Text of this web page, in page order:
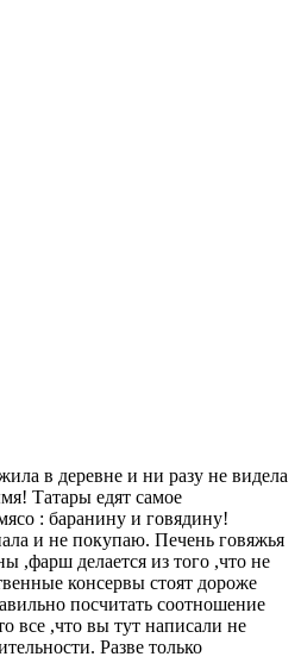
в деревне и ни разу не видела
Татары едят самое
: баранину и говядину!
и не покупаю. Печень говяжья
,фарш делается из того ,что не
консервы стоят дороже
посчитать соотношение
все ,что вы тут написали не
Разве только